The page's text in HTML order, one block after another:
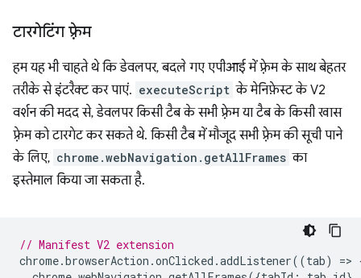
टारगेटिंग फ़्रेम
हम यह भी चाहते थे कि डेवलपर, बदले गए एपीआई में फ़्रेम के साथ बेहतर
तरीके से इंटरैक्ट कर पाएं. executeScript के मेनिफ़ेस्ट के V2
वर्शन की मदद से, डेवलपर किसी टैब के सभी फ़्रेम या टैब के किसी खास
फ़्रेम को टारगेट कर सकते थे. किसी टैब में मौजूद सभी फ़्रेम की सूची पाने
के लिए, chrome.webNavigation.getAllFrames का
इस्तेमाल किया जा सकता है.
// Manifest V2 extension
chrome.browserAction .onClicked .addListener((tab) =>